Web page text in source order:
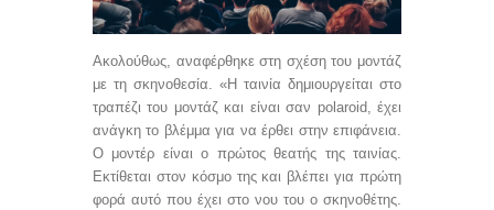
Ακολούθως, αναφέρθηκε στη σχέση του μοντάζ
με τη σκηνοθεσία. «Η ταινία δημιουργείται στο
τραπέζι του μοντάζ και είναι σαν polaroid, έχει
ανάγκη το βλέμμα για να έρθει στην επιφάνεια.
Ο μοντέρ είναι ο πρώτος θεατής της ταινίας.
Εκτίθεται στον κόσμο της και βλέπει για πρώτη
φορά αυτό που έχει στο νου του ο σκηνοθέτης.